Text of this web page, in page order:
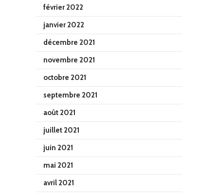
février 2022
janvier 2022
décembre 2021
novembre 2021
octobre 2021
septembre 2021
août 2021
juillet 2021
juin 2021
mai 2021
avril 2021